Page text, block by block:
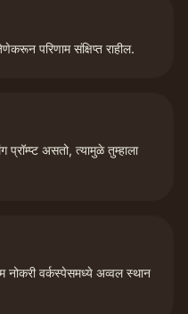
परिणाम संक्षिप्त राहील.
असतो, त्यामुळे तुम्हाला
नोकरी वर्कस्पेसमध्ये अव्वल स्थान